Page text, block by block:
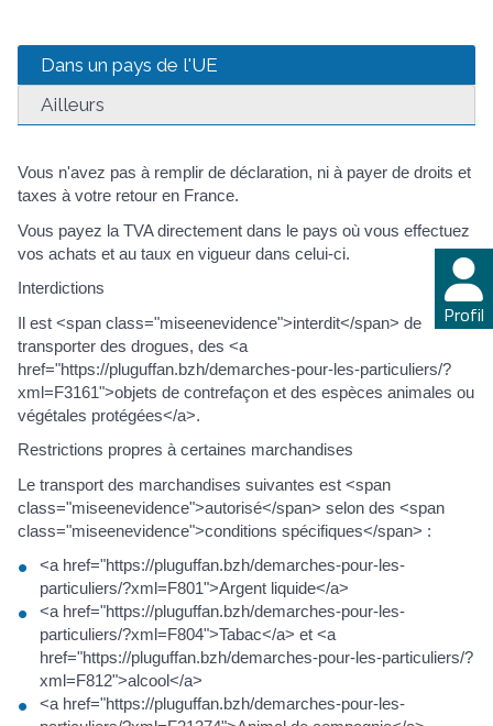
Profil
Dans un pays de l'UE
Ailleurs
Vous n'avez pas à remplir de déclaration, ni à payer de droits et
taxes à votre retour en France.
Vous payez la TVA directement dans le pays où vous effectuez
vos achats et au taux en vigueur dans celui-ci.
Interdictions
Il est <span class="miseenevidence">interdit</span> de
transporter des drogues, des <a
href="https://pluguffan.bzh/demarches-pour-les-particuliers/?
xml=F3161">objets de contrefaçon et des espèces animales ou
végétales protégées</a>.
Restrictions propres à certaines marchandises
Le transport des marchandises suivantes est <span
class="miseenevidence">autorisé</span> selon des <span
class="miseenevidence">conditions spécifiques</span> :
<a href="https://pluguffan.bzh/demarches-pour-les-
particuliers/?xml=F801">Argent liquide</a>
<a href="https://pluguffan.bzh/demarches-pour-les-
particuliers/?xml=F804">Tabac</a> et <a
href="https://pluguffan.bzh/demarches-pour-les-particuliers/?
xml=F812">alcool</a>
<a href="https://pluguffan.bzh/demarches-pour-les-